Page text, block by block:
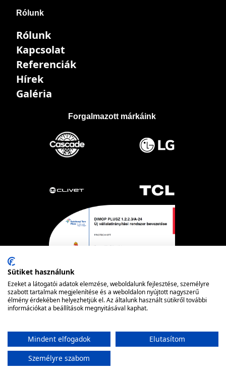
Rólunk
Rólunk
Kapcsolat
Referenciák
Hírek
Galéria
Forgalmazott márkáink
© FRIOTECHPowered by nopCommerce
Sütiket használunk
Ezeket a látogatói adatok elemzése, weboldalunk fejlesztése, személyre
szabott tartalmak megjelenítése és a weboldalon nyújtott nagyszerű
élmény érdekében helyezhetjük el. Az általunk használt sütikről további
információkat a beállítások megnyitásával kaphat.
Mindent elfogadok
Elutasítom
Személyre szabom